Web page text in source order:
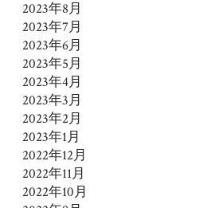
2023年8月
2023年7月
2023年6月
2023年5月
2023年4月
2023年3月
2023年2月
2023年1月
2022年12月
2022年11月
2022年10月